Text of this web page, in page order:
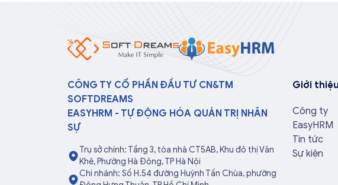
CÔNG TY CỔ PHẦN ĐẦU TƯ CN&TM
SOFTDREAMS
EASYHRM - TỰ ĐỘNG HÓA QUẢN TRỊ NHÂN
SỰ
Trụ sở chính: Tầng 3, tòa nhà CT5AB, Khu đô thị Văn
Khê, Phường Hà Đông, TP Hà Nội
Chi nhánh: Số H.54 đường Huỳnh Tấn Chùa, phường
Giới thiệu
Công ty
EasyHRM
Tin tức
Sự kiện